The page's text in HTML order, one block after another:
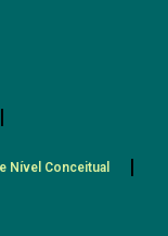
Nível Conceitual